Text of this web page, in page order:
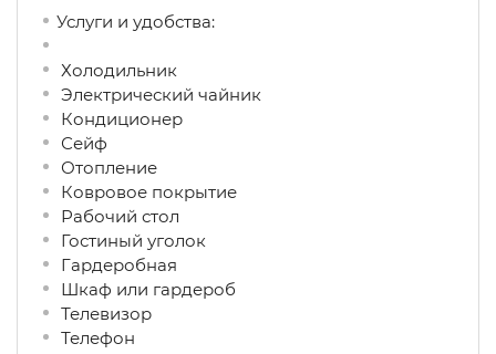
Услуги и удобства: ​
Холодильник
Электрический чайник
Кондиционер
Сейф
Отопление
Ковровое покрытие
Рабочий стол
Гостиный уголок
Гардеробная
Шкаф или гардероб
Телевизор
Телефон